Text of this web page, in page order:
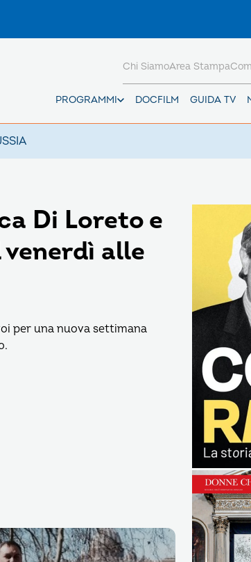
PROGRAMMI DOCFILM GUIDA TV
Chi SiamoArea Stampa
Di Loreto e
venerdì alle
per una nuova settimana